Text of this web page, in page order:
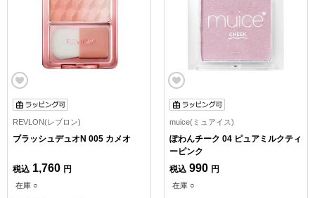
REVLON(レブロン)
ブラッシュデュオN 005 カメオ
税込 1,760 円
在庫 ○
muice(ミュアイス)
ぽわんチーク 04 ピュアミルクティ
ーピンク
税込 990 円
在庫 ○